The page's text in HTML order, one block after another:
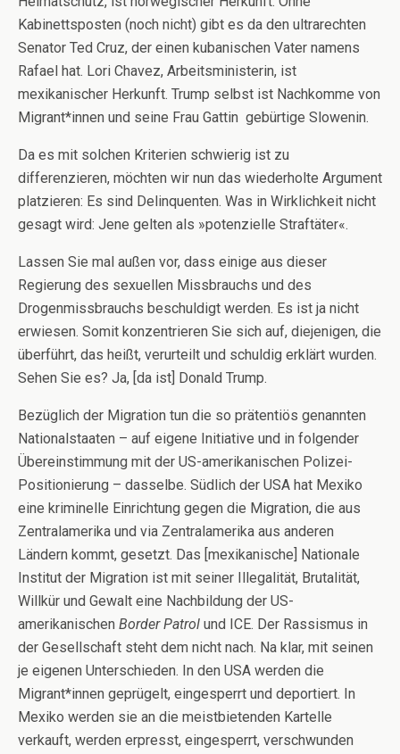
Kabinettsposten (noch nicht) gibt es da den ultrarechten
Senator Ted Cruz, der einen kubanischen Vater namens
Rafael hat. Lori Chavez, Arbeitsministerin, ist
mexikanischer Herkunft. Trump selbst ist Nachkomme von
Migrant*innen und seine Frau Gattin gebürtige Slowenin.
Da es mit solchen Kriterien schwierig ist zu
differenzieren, möchten wir nun das wiederholte Argument
platzieren: Es sind Delinquenten. Was in Wirklichkeit nicht
gesagt wird: Jene gelten als »potenzielle Straftäter«.
Lassen Sie mal außen vor, dass einige aus dieser
Regierung des sexuellen Missbrauchs und des
Drogenmissbrauchs beschuldigt werden. Es ist ja nicht
erwiesen. Somit konzentrieren Sie sich auf, diejenigen, die
überführt, das heißt, verurteilt und schuldig erklärt wurden.
Sehen Sie es? Ja, [da ist] Donald Trump.
Bezüglich der Migration tun die so prätentiös genannten
Nationalstaaten – auf eigene Initiative und in folgender
Übereinstimmung mit der US-amerikanischen Polizei-
Positionierung – dasselbe. Südlich der USA hat Mexiko
eine kriminelle Einrichtung gegen die Migration, die aus
Zentralamerika und via Zentralamerika aus anderen
Ländern kommt, gesetzt. Das [mexikanische] Nationale
Institut der Migration ist mit seiner Illegalität, Brutalität,
Willkür und Gewalt eine Nachbildung der US-
amerikanischen Border Patrol und ICE. Der Rassismus in
der Gesellschaft steht dem nicht nach. Na klar, mit seinen
je eigenen Unterschieden. In den USA werden die
Migrant*innen geprügelt, eingesperrt und deportiert. In
Mexiko werden sie an die meistbietenden Kartelle
verkauft, werden erpresst, eingesperrt, verschwunden